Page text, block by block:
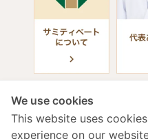
We use cookies
This website uses
experience on our